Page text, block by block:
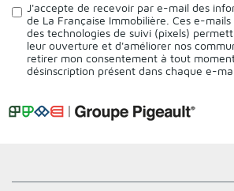
J'accepte de recevoir par e-mail des
de La Française Immobilière. Ces e-
des technologies de suivi (pixels)
leur ouverture et d'améliorer nos
retirer mon consentement à tout
désinscription présent dans chaque e-